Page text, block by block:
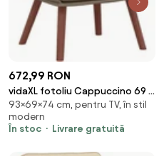
672,99 RON
vidaXL fotoliu Cappuccino 69 x
74 x 93 cm Piele artificiala
93×69×74 cm, pentru TV, în stil
modern
În stoc
Livrare gratuită